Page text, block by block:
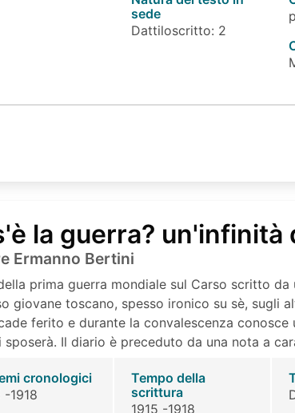
sede
Dattiloscritto: 2
la guerra? un'infinità
Ermanno Bertini
prima guerra mondiale sul Carso scritto da
giovane toscano, spesso ironico su sè, sugli
ferito e durante la convalescenza conosce
sposerà. Il diario è preceduto da una nota a
cronologici
-1918
Tempo della
scrittura
1915 -1918